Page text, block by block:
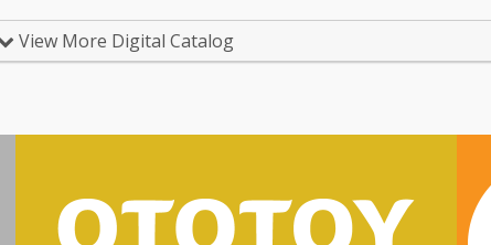
View More Digital Catalog